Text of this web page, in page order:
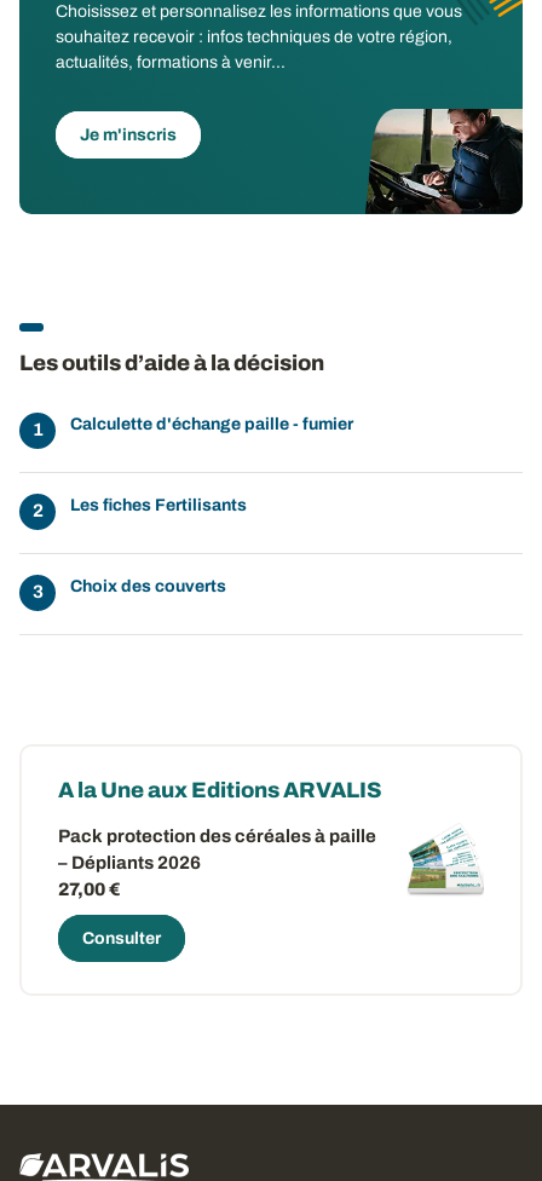
Choisissez et personnalisez les informations que vous
souhaitez recevoir : infos techniques de votre région,
actualités, formations à venir...
Je m'inscris
Les outils d’aide à la décision
Calculette d'échange paille - fumier
Les fiches Fertilisants
Choix des couverts
A la Une aux Editions ARVALIS
Pack protection des céréales à paille
– Dépliants 2026
27,00 €
Consulter